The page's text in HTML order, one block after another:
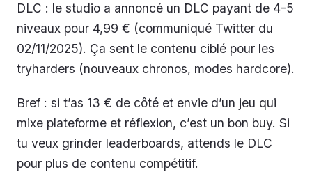
DLC : le studio a annoncé un DLC payant de 4-5
niveaux pour 4,99 € (communiqué Twitter du
02/11/2025). Ça sent le contenu ciblé pour les
tryharders (nouveaux chronos, modes hardcore).
Bref : si t’as 13 € de côté et envie d’un jeu qui
mixe plateforme et réflexion, c’est un bon buy. Si
tu veux grinder leaderboards, attends le DLC
pour plus de contenu compétitif.